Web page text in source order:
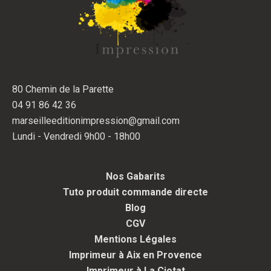
80 Chemin de la Parette
04 91 86 42 36
marseilleeditionimpression@gmail.com
Lundi - Vendredi 9h00 - 18h00
Nos Gabarits
Tuto produit commande directe
Blog
CGV
Mentions Légales
Imprimeur à Aix en Provence